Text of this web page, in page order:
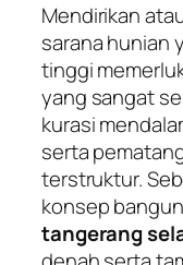
Mendirikan
sarana hunian
tinggi
yang sangat
kurasi
serta
terstruktur.
konsep
tangerang